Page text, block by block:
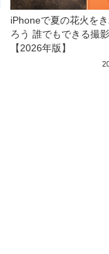
iPhoneで夏の花火を
ろう 誰でもできる撮
【2026年版】